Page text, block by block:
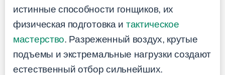
истинные способности гонщиков, их
физическая подготовка и тактическое
мастерство. Разреженный воздух, крутые
подъемы и экстремальные нагрузки создают
естественный отбор сильнейших.